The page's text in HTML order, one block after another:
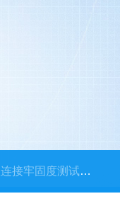
固度测试仪的安全使用指南